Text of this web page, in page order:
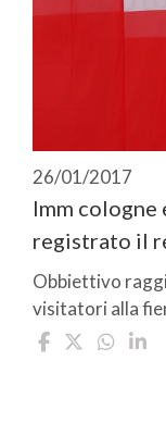
26/01/2017
Imm cologne
registrato il
Obbiettivo
visitatori alla